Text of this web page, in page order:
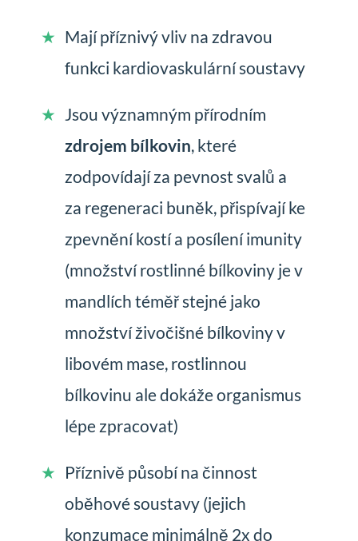
Mají příznivý vliv na zdravou
funkci kardiovaskulární soustavy
Jsou významným přírodním
zdrojem bílkovin, které
zodpovídají za pevnost svalů a
za regeneraci buněk, přispívají ke
zpevnění kostí a posílení imunity
(množství rostlinné bílkoviny je v
mandlích téměř stejné jako
množství živočišné bílkoviny v
libovém mase, rostlinnou
bílkovinu ale dokáže organismus
lépe zpracovat)
Příznivě působí na činnost
oběhové soustavy (jejich
konzumace minimálně 2x do